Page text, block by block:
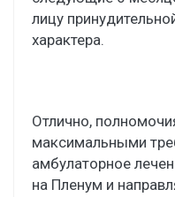
лицу
характера.
Отлично,
максимальными
амбулаторное
на Пленум и